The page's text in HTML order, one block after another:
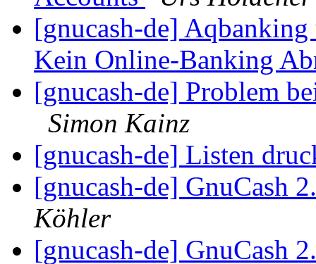
[gnucash-de]
Kein Online-Banking
[gnucash-de] Problem
Simon Kainz
[gnucash-de] Listen
[gnucash-de] GnuCash
Köhler
[gnucash-de] GnuCash